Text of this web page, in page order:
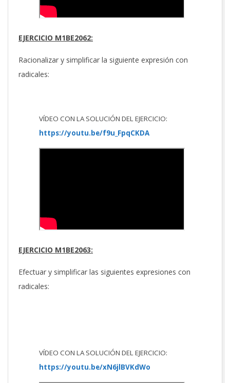
EJERCICIO M1BE2062:
Racionalizar y simplificar la siguiente expresión con
radicales:
VÍDEO CON LA SOLUCIÓN DEL EJERCICIO:
https://youtu.be/f9u_FpqCKDA
EJERCICIO M1BE2063:
Efectuar y simplificar las siguientes expresiones con
radicales:
VÍDEO CON LA SOLUCIÓN DEL EJERCICIO:
https://youtu.be/xN6jlBVKdWo